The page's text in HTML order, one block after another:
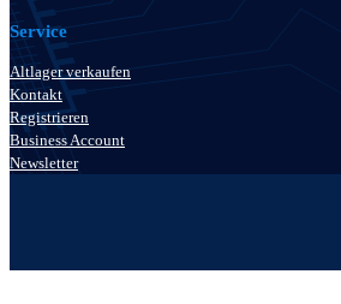
Service
Altlager verkaufen
Kontakt
Registrieren
Business Account
Newsletter